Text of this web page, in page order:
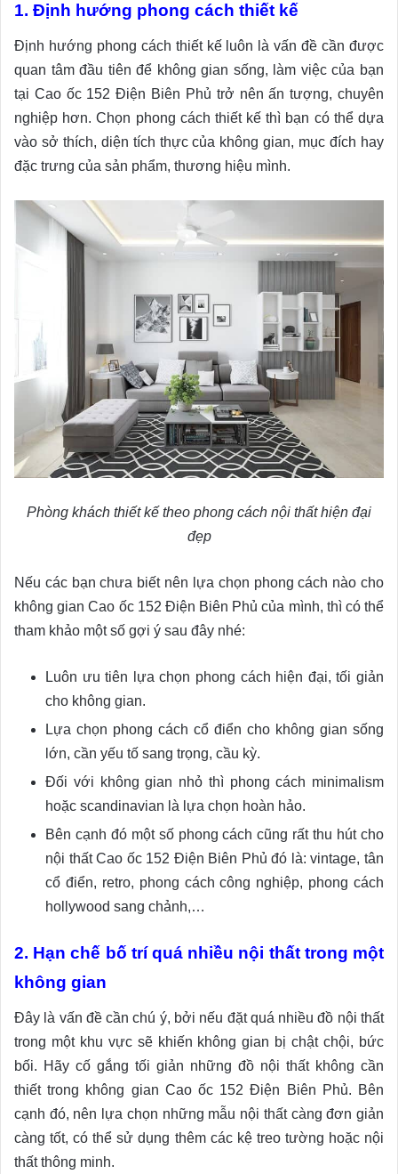
1. Định hướng phong cách thiết kế
Định hướng phong cách thiết kế luôn là vấn đề cần được
quan tâm đầu tiên để không gian sống, làm việc của bạn
tại Cao ốc 152 Điện Biên Phủ trở nên ấn tượng, chuyên
nghiệp hơn. Chọn phong cách thiết kế thì bạn có thể dựa
vào sở thích, diện tích thực của không gian, mục đích hay
đặc trưng của sản phẩm, thương hiệu mình.
Phòng khách thiết kế theo phong cách nội thất hiện đại
đẹp
Nếu các bạn chưa biết nên lựa chọn phong cách nào cho
không gian Cao ốc 152 Điện Biên Phủ của mình, thì có thể
tham khảo một số gợi ý sau đây nhé:
Luôn ưu tiên lựa chọn phong cách hiện đại, tối giản
cho không gian.
Lựa chọn phong cách cổ điển cho không gian sống
lớn, cần yếu tố sang trọng, cầu kỳ.
Đối với không gian nhỏ thì phong cách minimalism
hoặc scandinavian là lựa chọn hoàn hảo.
Bên cạnh đó một số phong cách cũng rất thu hút cho
nội thất Cao ốc 152 Điện Biên Phủ đó là: vintage, tân
cổ điển, retro, phong cách công nghiệp, phong cách
hollywood sang chảnh,…
2. Hạn chế bố trí quá nhiều nội thất trong một
không gian
Đây là vấn đề cần chú ý, bởi nếu đặt quá nhiều đồ nội thất
trong một khu vực sẽ khiến không gian bị chật chội, bức
bối. Hãy cố gắng tối giản những đồ nội thất không cần
thiết trong không gian Cao ốc 152 Điện Biên Phủ. Bên
cạnh đó, nên lựa chọn những mẫu nội thất càng đơn giản
càng tốt, có thể sử dụng thêm các kệ treo tường hoặc nội
thất thông minh.